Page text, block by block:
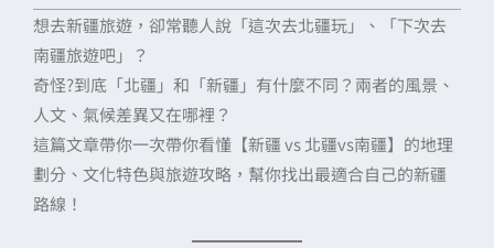
想去新疆旅遊，卻常聽人說「這次去北疆玩」、「下次去
南疆旅遊吧」？
奇怪?到底「北疆」和「新疆」有什麼不同？兩者的風景、
人文、氣候差異又在哪裡？
這篇文章帶你一次帶你看懂【新疆 vs 北疆vs南疆】的地理
劃分、文化特色與旅遊攻略，幫你找出最適合自己的新疆
路線！